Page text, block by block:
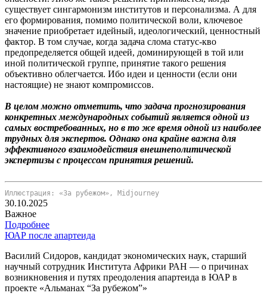
существует сингармонизм институтов и персонализма. А для
его формирования, помимо политической воли, ключевое
значение приобретает идейный, идеологический, ценностный
фактор. В том случае, когда задача слома статус-кво
предопределяется общей идеей, доминирующей в той или
иной политической группе, принятие такого решения
объективно облегчается. Ибо идеи и ценности (если они
настоящие) не знают компромиссов.
В целом можно отметить, что задача прогнозирования
конкретных международных событий является одной из
самых востребованных, но в то же время одной из наиболее
трудных для экспертов. Однако она крайне важна для
эффективного взаимодействия внешнеполитической
экспертизы с процессом принятия решений.
Иллюстрация: «За рубежом», Midjourney
30.10.2025
Важное
Подробнее
ЮАР после апартеида
Василий Сидоров, кандидат экономических наук, старший
научный сотрудник Института Африки РАН — о причинах
возникновения и путях преодоления апартеида в ЮАР в
проекте «Альманах “За рубежом”»